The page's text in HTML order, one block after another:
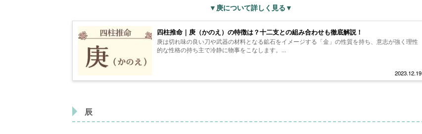
▼庚について詳しく見る▼
四柱推命｜庚（かのえ）の特徴は？十二支との組み合わせも徹底解説！
2023.12.19
庚は切れ味の良い刀や武器の材料となる鉱石をイメージする「金」の性質を持ち、意志が強く理性
的な性格の持ち主で冷静に物事をこなします。...
辰